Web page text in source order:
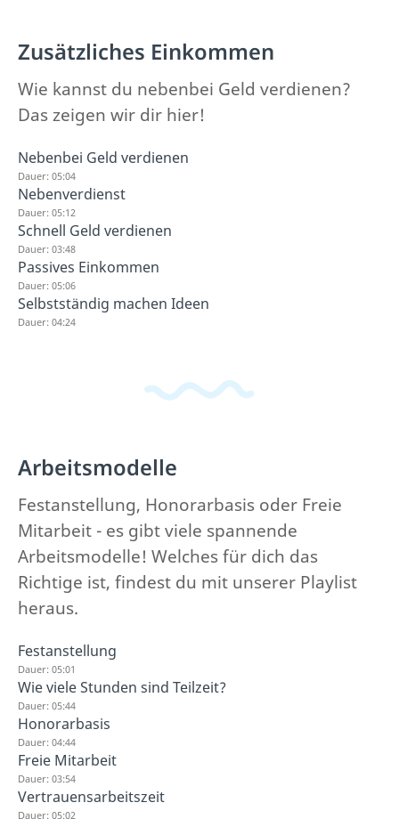
Zusätzliches Einkommen
Wie kannst du nebenbei Geld verdienen?
Das zeigen wir dir hier!
Nebenbei Geld verdienen
Dauer: 05:04
Nebenverdienst
Dauer: 05:12
Schnell Geld verdienen
Dauer: 03:48
Passives Einkommen
Dauer: 05:06
Selbstständig machen Ideen
Dauer: 04:24
Arbeitsmodelle
Festanstellung, Honorarbasis oder Freie
Mitarbeit - es gibt viele spannende
Arbeitsmodelle! Welches für dich das
Richtige ist, findest du mit unserer Playlist
heraus.
Festanstellung
Dauer: 05:01
Wie viele Stunden sind Teilzeit?
Dauer: 05:44
Honorarbasis
Dauer: 04:44
Freie Mitarbeit
Dauer: 03:54
Vertrauensarbeitszeit
Dauer: 05:02